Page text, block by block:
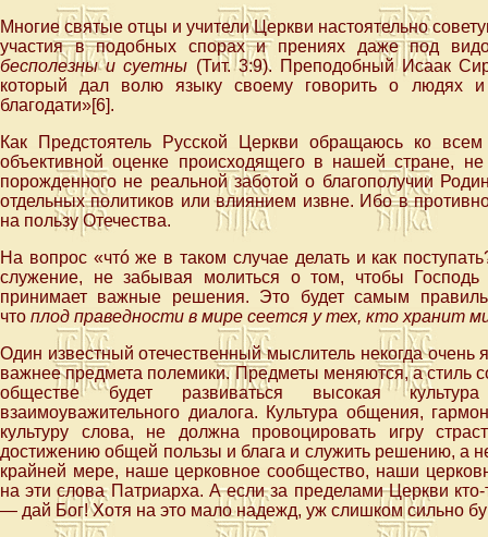
Многие святые отцы и учители Церкви настоятельно
участия в подобных спорах и прениях даже под
бесполезны и суетны (Тит. 3:9). Преподобный Исаак
который дал волю языку своему говорить о людях
благодати»[6].
Как Предстоятель Русской Церкви обращаюсь ко
объективной оценке происходящего в нашей стране, не
порожденного не реальной заботой о благополучии
отдельных политиков или влиянием извне. Ибо в
на пользу Отечества.
На вопрос «чтó же в таком случае делать и как
служение, не забывая молиться о том, чтобы
принимает важные решения. Это будет самым
что плод праведности в мире сеется у тех, кто хранит
Один известный отечественный мыслитель некогда
важнее предмета полемики. Предметы меняются, а стиль
обществе будет развиваться высокая
взаимоуважительного диалога. Культура общения,
культуру слова, не должна провоцировать игру
достижению общей пользы и блага и служить решению, а
крайней мере, наше церковное сообщество, наши
на эти слова Патриарха. А если за пределами Церкви
— дай Бог! Хотя на это мало надежд, уж слишком сильно